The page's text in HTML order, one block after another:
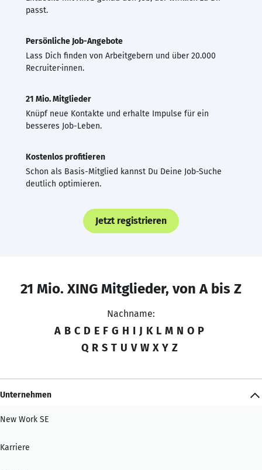
passt.
Persönliche Job-Angebote
Lass Dich finden von Arbeitgebern und über 20.000
Recruiter·innen.
21 Mio. Mitglieder
Knüpf neue Kontakte und erhalte Impulse für ein
besseres Job-Leben.
Kostenlos profitieren
Schon als Basis-Mitglied kannst Du Deine Job-Suche
deutlich optimieren.
Jetzt registrieren
21 Mio. XING Mitglieder, von A bis Z
Nachname:
A B C D E F G H I J K L M N O P
Q R S T U V W X Y Z
Unternehmen
New Work SE
Karriere